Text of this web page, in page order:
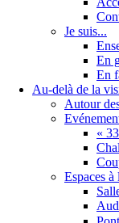
Je suis...
En
En
Au-delà de la
Autour
«
Espaces à